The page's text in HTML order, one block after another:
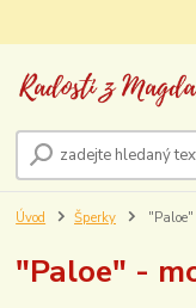
Úvod Šperky
"Paloe" -